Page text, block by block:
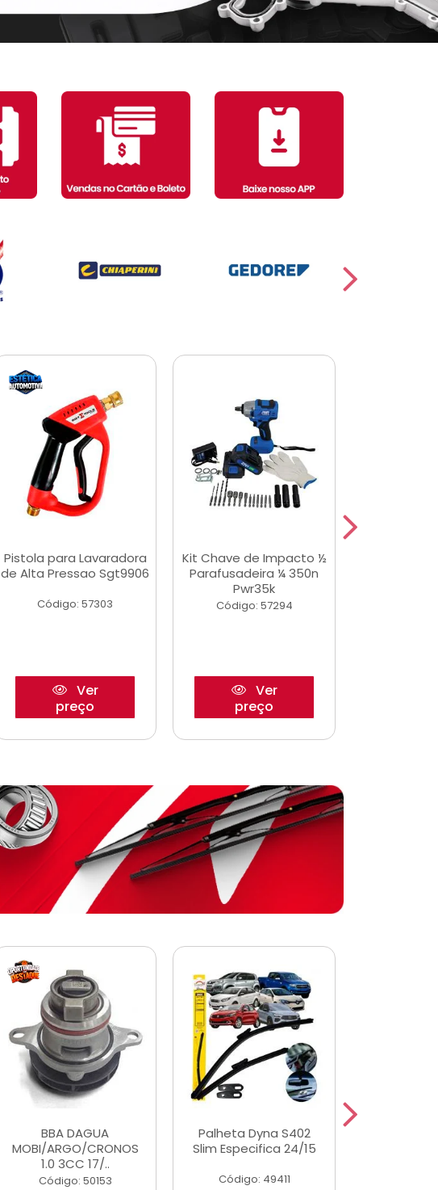
Pistola para Lavaradora
de Alta Pressao Sgt9906
Código: 57303
Ver
preço
Kit Chave de Impacto ½
Parafusadeira ¼ 350n
Pwr35k
Código: 57294
Ver
preço
BBA DAGUA
MOBI/ARGO/CRONOS
1.0 3CC 17/..
Código: 50153
Palheta Dyna S402
Slim Especifica 24/15
Código: 49411